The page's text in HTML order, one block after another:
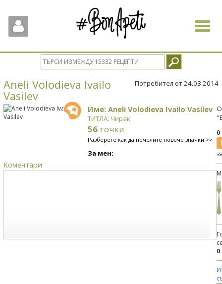
Toggle
Aneli Volodieva Ivailo
Vasilev
Потребител от 24.03.2014
Име: Aneli Volodieva Ivailo Vasilev
ТИТЛА: Чирак
56 точки
Разберете как да печелите повече значки >>
За мен:
Коментари
0